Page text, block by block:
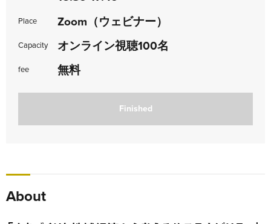
Place Zoom（ウェビナー）
Capacity オンライン視聴100名
fee 無料
Finished
About